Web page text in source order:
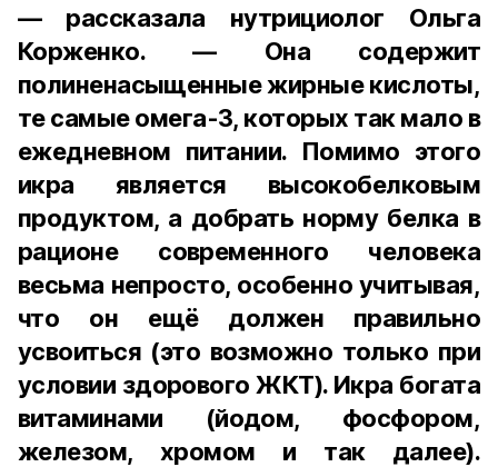
— рассказала нутрициолог Ольга
Корженко. — Она содержит
полиненасыщенные жирные кислоты,
те самые омега-3, которых так мало в
ежедневном питании. Помимо этого
икра является высокобелковым
продуктом, а добрать норму белка в
рационе современного человека
весьма непросто, особенно учитывая,
что он ещё должен правильно
усвоиться (это возможно только при
условии здорового ЖКТ). Икра богата
витаминами (йодом, фосфором,
железом, хромом и так далее).